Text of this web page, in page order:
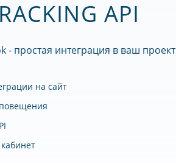
API
- простая интеграция в ваш проект
на сайт